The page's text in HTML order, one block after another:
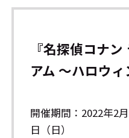
『名探偵コナ
アム ～ハロウィ
開催期間：2022年2
日（日）